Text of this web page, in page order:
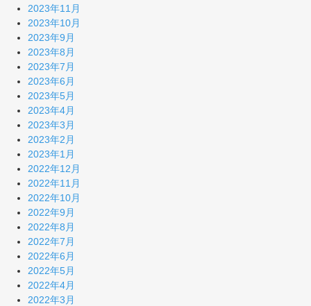
2023年11月
2023年10月
2023年9月
2023年8月
2023年7月
2023年6月
2023年5月
2023年4月
2023年3月
2023年2月
2023年1月
2022年12月
2022年11月
2022年10月
2022年9月
2022年8月
2022年7月
2022年6月
2022年5月
2022年4月
2022年3月